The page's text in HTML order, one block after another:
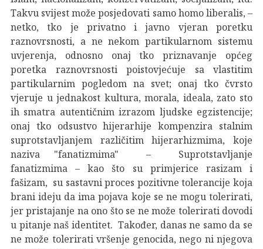
Takvu svijest može posjedovati samo homo liberalis, –
netko, tko je privatno i javno vjeran poretku
raznovrsnosti, a ne nekom partikularnom sistemu
uvjerenja, odnosno onaj tko priznavanje općeg
poretka raznovrsnosti poistovjećuje sa vlastitim
partikularnim pogledom na svet; onaj tko čvrsto
vjeruje u jednakost kultura, morala, ideala, zato sto
ih smatra autentičnim izrazom ljudske egzistencije;
onaj tko odsustvo hijerarhije kompenzira stalnim
suprotstavljanjem različitim hijerarhizmima, koje
naziva "fanatizmima" – Suprotstavljanje
fanatizmima – kao što su primjerice rasizam i
fašizam, su sastavni proces pozitivne tolerancije koja
brani ideju da ima pojava koje se ne mogu tolerirati,
jer pristajanje na ono što se ne može tolerirati dovodi
u pitanje naš identitet. Također, danas ne samo da se
ne može tolerirati vršenje genocida, nego ni njegova